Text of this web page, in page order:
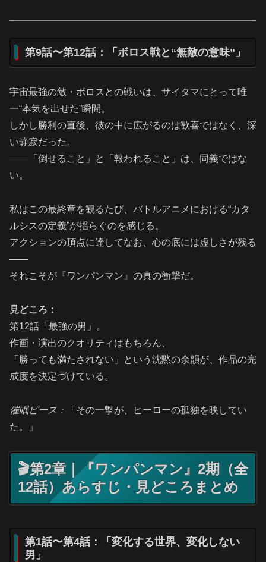
第9話〜第12話：「ボロス戦と“無敵の意味”」
宇宙最強の敵・ボロスとの戦いは、サイタマにとって唯
一“本気を出せた”瞬間。
しかし勝利の直後、彼の中に広がるのは歓喜ではなく、深
い静寂だった。
――「倒せること」と「報われること」は、同義ではな
い。
私はこの最終章を観るたび、バトルアニメにおける“カタ
ルシスの定義”が揺らぐのを感じる。
アクションの頂点に達してなお、心の底には虚しさが残る
――
それこそが『ワンパンマン』の真の衝撃だ。
見どころ：
第12話「最強の男」。
作画・演出のクオリティはもちろん、
「勝っても満たされない」という沈黙の余韻が、作品の完
成度を決定づけている。
催眠ピース：
「その一撃が、ヒーローの孤独を映してい
た。」
🎬第2章｜『ワンパンマン』2期（全
12話）あらすじ・見どころまとめ
第1話〜第4話：「変化する世界、変化しない
男」